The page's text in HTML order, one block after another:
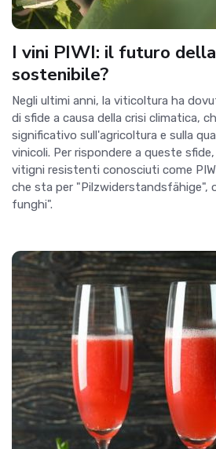
I vini PIWI: il futuro
sostenibile?
Negli ultimi anni, la viticoltura ha
di sfide a causa della crisi climatica,
significativo sull'agricoltura e sulla
vinicoli. Per rispondere a queste
vitigni resistenti conosciuti come
che sta per "Pilzwiderstandsfähige",
funghi".